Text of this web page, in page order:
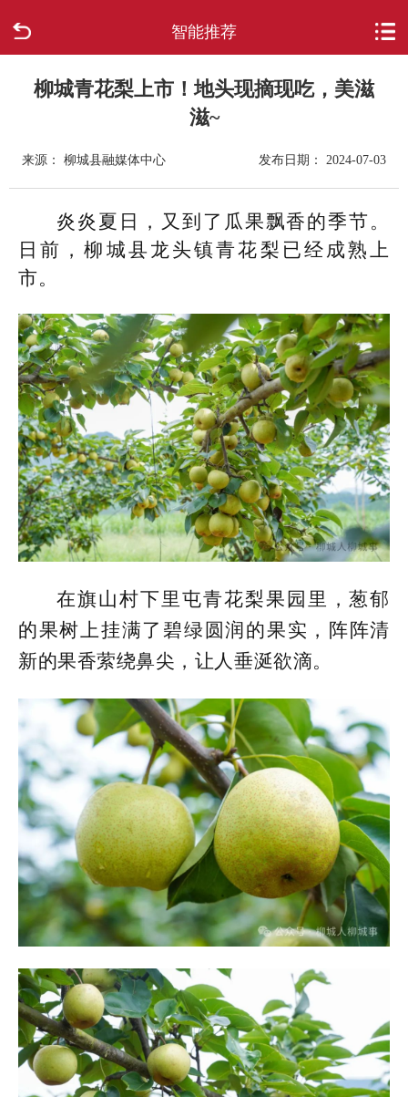
智能推荐
走进柳城
政府信息公开
网上办事
互动回应
数据专题
柳城青花梨上市！地头现摘现吃，美滋
滋~
来源： 柳城县融媒体中心 发布日期： 2024-07-03
炎炎夏日，又到了瓜果飘香的季节。
日前，柳城县龙头镇青花梨已经成熟上
市。
在旗山村下里屯青花梨果园里，葱郁
的果树上挂满了碧绿圆润的果实，阵阵清
新的果香萦绕鼻尖，让人垂涎欲滴。